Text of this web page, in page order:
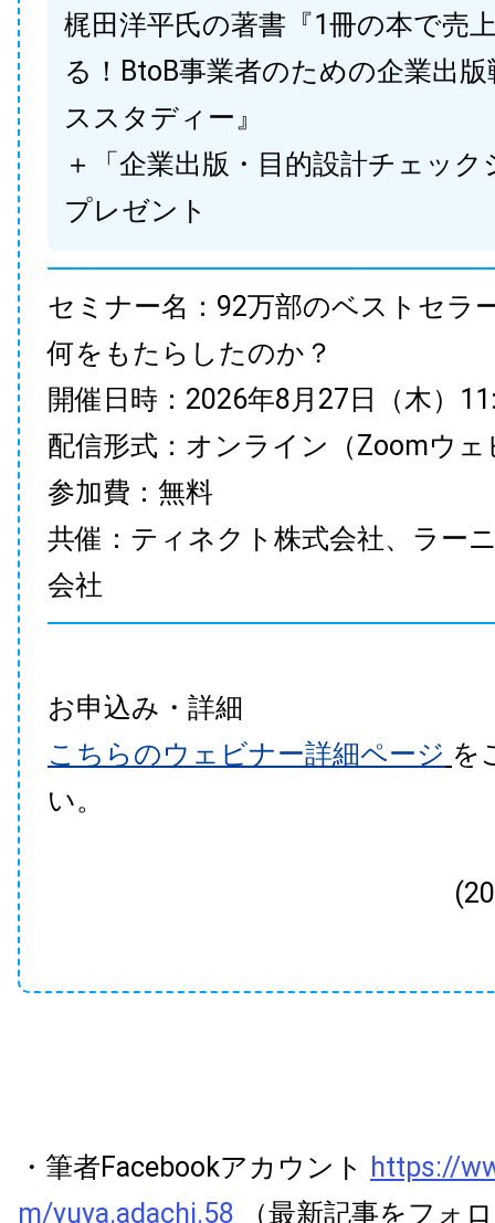
梶田洋平氏の著書『1冊の本で売
る！BtoB事業者のための企業出
ススタディー』
＋「企業出版・目的設計チェック
プレゼント
セミナー名：92万部のベストセラ
何をもたらしたのか？
開催日時：2026年8月27日（木）
配信形式：オンライン（Zoomウェ
参加費：無料
共催：ティネクト株式会社、ラー
会社
お申込み・詳細
こちらのウェビナー詳細ページ を
い。
・筆者Facebookアカウント https://
m/yuya.adachi.58 （最新記事をフォ